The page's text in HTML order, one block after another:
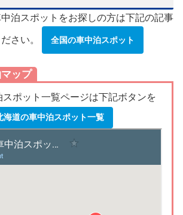
泊スポットをお探しの方は下記の記事
さい。 全国の車中泊スポット
ップ
ポット一覧ページは下記ボタンを
海道の車中泊スポット一覧